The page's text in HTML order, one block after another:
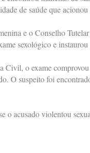
de saúde que
e o Conselho
sexológico e
Civil, o exame
O suspeito foi
o acusado violentou